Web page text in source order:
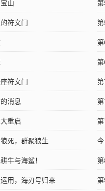
山
符文门
符文门
消息
重启
死，群聚狼生
牛与海鲨！
用，海刃号归来